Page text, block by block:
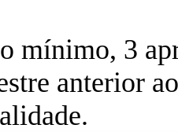
mínimo, 3
anterior